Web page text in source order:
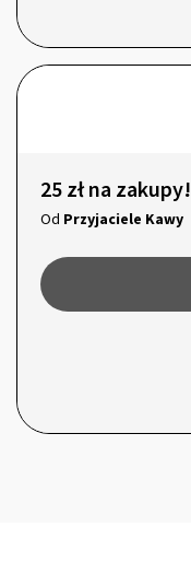
25 zł na zakupy!
Od Przyjaciele Kawy